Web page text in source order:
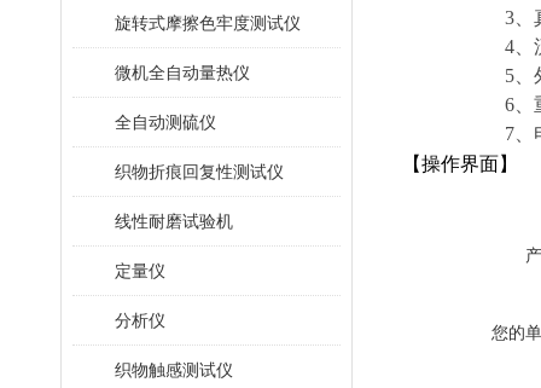
旋转式摩擦色牢度测试仪
微机全自动量热仪
全自动测硫仪
织物折痕回复性测试仪
线性耐磨试验机
定量仪
分析仪
织物触感测试仪
3、
4、
5、
6、
7
【操作界面】
您的